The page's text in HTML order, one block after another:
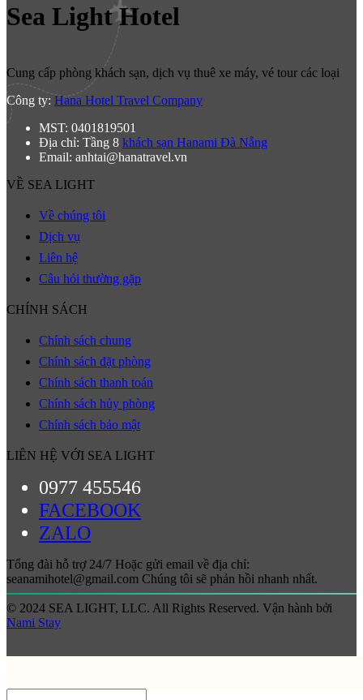
Sea Light Hotel
Cung cấp phòng khách sạn, dịch vụ thuê xe máy, vé tour các loại
Công ty: Hana Hotel Travel Company
MST: 0401819501
Địa chỉ: Tầng 8 khách sạn Hanami Đà Nẵng
Email: anhtai@hanatravel.vn
VỀ SEA LIGHT
Về chúng tôi
Dịch vụ
Liên hệ
Câu hỏi thường gặp
CHÍNH SÁCH
Chính sách chung
Chính sách đặt phòng
Chính sách thanh toán
Chính sách hủy phòng
Chính sách bảo mật
LIÊN HỆ VỚI SEA LIGHT
0977 455546
FACEBOOK
ZALO
Tổng đài hỗ trợ 24/7 Hoặc gửi email về địa chỉ:
seanamihotel@gmail.com Chúng tôi sẽ phản hồi nhanh nhất.
© 2024 SEA LIGHT, LLC. All Rights Reserved. Vận hành bởi
Nami Stay